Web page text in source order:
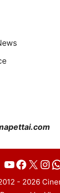
YouTube
X
- 2026